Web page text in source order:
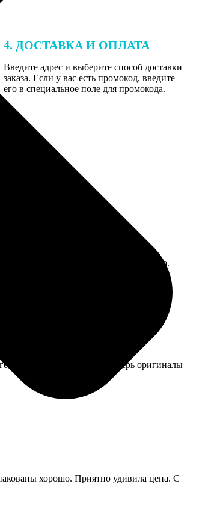
4. ДОСТАВКА И ОПЛАТА
Введите адрес и выберите способ доставки
заказа. Если у вас есть промокод, введите
его в специальное поле для промокода.
размеры и фон соблюдены точно.
похожей на оригинал. Теперь оригиналы
хорошо. Приятно удивила цена. С